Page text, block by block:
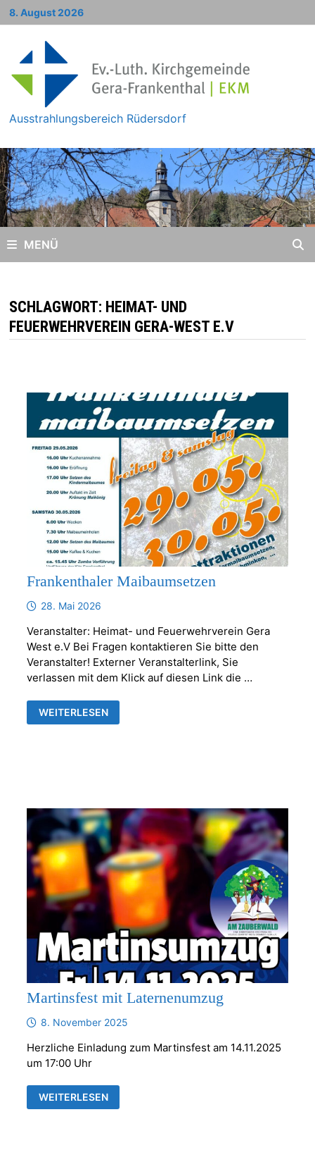
Zum
Inhalt
8. August 2026
Ausstrahlungsbereich Rüdersdorf
MENÜ
SCHLAGWORT: HEIMAT- UND
FEUERWEHRVEREIN GERA-WEST E.V
Frankenthaler Maibaumsetzen
28. Mai 2026
Veranstalter: Heimat- und Feuerwehrverein Gera
West e.V Bei Fragen kontaktieren Sie bitte den
Veranstalter! Externer Veranstalterlink, Sie
verlassen mit dem Klick auf diesen Link die …
FRANKENTHALER
MAIBAUMSETZEN
WEITERLESEN
Martinsfest mit Laternenumzug
8. November 2025
Herzliche Einladung zum Martinsfest am 14.11.2025
um 17:00 Uhr
MARTINSFEST
MIT
WEITERLESEN